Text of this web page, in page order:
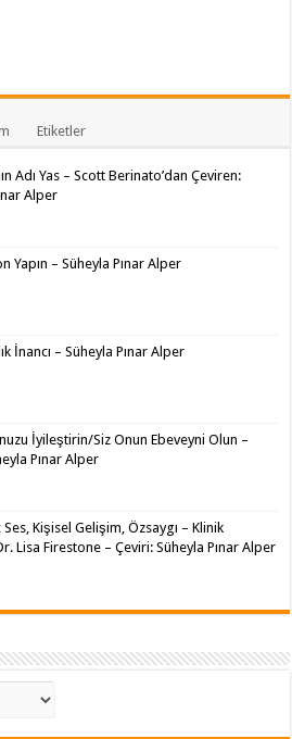
Etiketler
Adı Yas – Scott Berinato’dan Çeviren:
Alper
Yapın – Süheyla Pınar Alper
İnancı – Süheyla Pınar Alper
İyileştirin/Siz Onun Ebeveyni Olun –
Pınar Alper
Kişisel Gelişim, Özsaygı – Klinik
Lisa Firestone – Çeviri: Süheyla Pınar Alper